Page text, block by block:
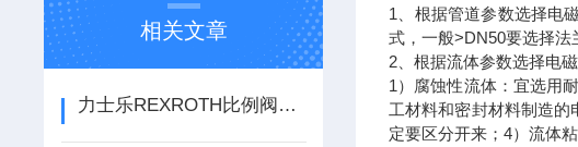
相关文章
力士乐REXROTH比例阀控制方式是什么
1、根据管道参数选择电
式，一般>DN50要选择法
2、根据流体参数选择电
1）腐蚀性流体：宜选用
工材料和密封材料制造的
定要区分开来；4）流体